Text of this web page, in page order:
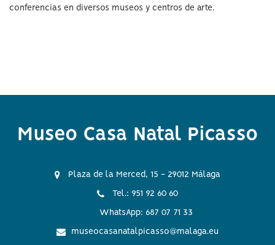
conferencias en diversos museos y centros de arte.
Museo Casa Natal Picasso
Plaza de la Merced, 15 - 29012 Málaga
Tel.: 951 92 60 60
WhatsApp: 687 07 71 33
museocasanatalpicasso@malaga.eu